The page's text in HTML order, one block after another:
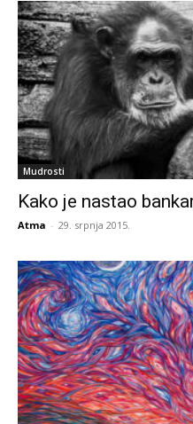
Mudrosti
Kako je nastao
Atma - 29. srpnja 2015.